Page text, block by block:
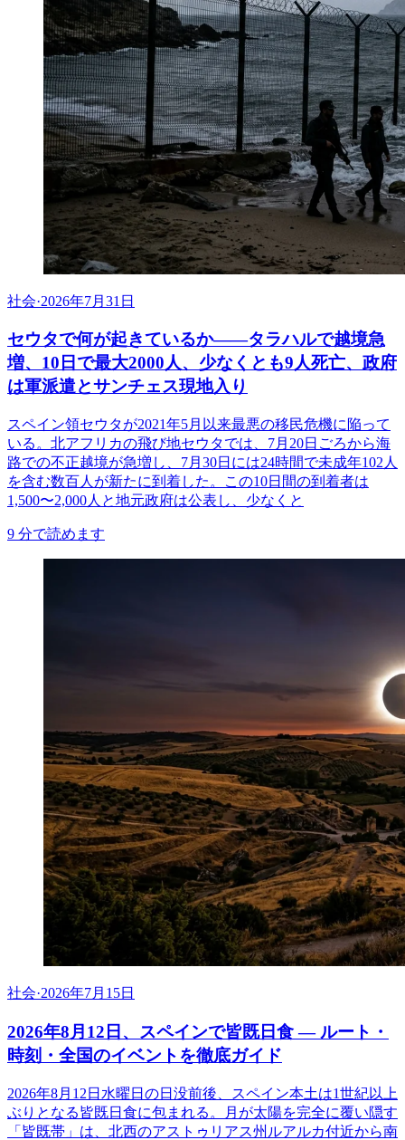
社会·2026年7月31日
セウタで何が起きているか——タラハルで越境急
増、10日で最大2000人、少なくとも9人死亡、政府
は軍派遣とサンチェス現地入り
スペイン領セウタが2021年5月以来最悪の移民危機に陥って
いる。北アフリカの飛び地セウタでは、7月20日ごろから海
路での不正越境が急増し、7月30日には24時間で未成年102人
を含む数百人が新たに到着した。この10日間の到着者は
1,500〜2,000人と地元政府は公表し、少なくと
9 分で読めます
社会·2026年7月15日
2026年8月12日、スペインで皆既日食 ― ルート・
時刻・全国のイベントを徹底ガイド
2026年8月12日水曜日の日没前後、スペイン本土は1世紀以上
ぶりとなる皆既日食に包まれる。月が太陽を完全に覆い隠す
「皆既帯」は、北西のアストゥリアス州ルアルカ付近から南